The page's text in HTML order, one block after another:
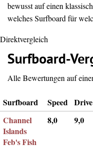
bewusst auf einen
welches Surfboard für
Direktvergleich
Surfboard-
Alle Bewertungen auf
Surfboard Speed Drive
Channel
Islands
Feb's Fish
8,0 9,0